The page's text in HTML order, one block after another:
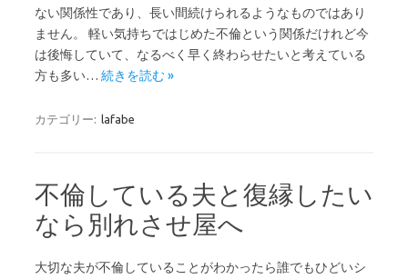
ない関係性であり、長い間続けられるようなものではあり
ません。 軽い気持ちではじめた不倫という関係だけれど今
は後悔していて、なるべく早く終わらせたいと考えている
方も多い… 続きを読む »
カテゴリー: lafabe
不倫している夫と復縁したい
なら別れさせ屋へ
大切な夫が不倫していることがわかったら誰でもひどいシ